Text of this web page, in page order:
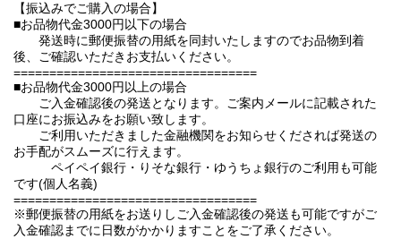
【振込みでご購入の場合】
■お品物代金3000円以下の場合
発送時に郵便振替の用紙を同封いたしますのでお品物到着
後、ご確認いただきお支払いください。
==================================
■お品物代金3000円以上の場合
ご入金確認後の発送となります。ご案内メールに記載された
口座にお振込みをお願い致します。
ご利用いただきました金融機関をお知らせくだされば発送の
お手配がスムーズに行えます。
ペイペイ銀行・りそな銀行・ゆうちょ銀行のご利用も可能
です(個人名義)
==================================
※郵便振替の用紙をお送りしご入金確認後の発送も可能ですがご
入金確認までに日数がかかりますことをご了承ください。